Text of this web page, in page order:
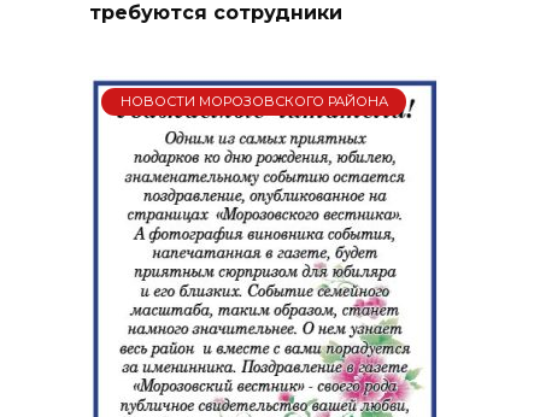
требуются сотрудники
НОВОСТИ МОРОЗОВСКОГО РАЙОНА